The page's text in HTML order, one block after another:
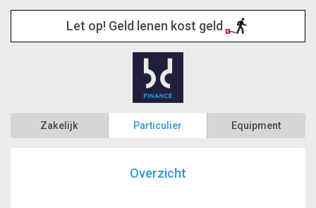
Let op! Geld lenen kost geld
Zakelijk Particulier Equipment
Overzicht